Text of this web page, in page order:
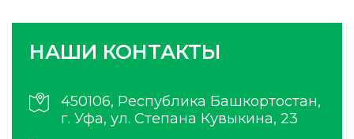
НАШИ КОНТАКТЫ
450106, Республика Башкортостан,
г. Уфа, ул. Степана Кувыкина, 23